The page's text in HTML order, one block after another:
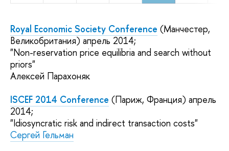
Royal Economic Society Conference (Манчестер,
Великобритания) апрель 2014;
"Non-reservation price equilibria and search without
priors"
Алексей Парахоняк
ISCEF 2014 Conference (Париж, Франция) апрель
2014;
"Idiosyncratic risk and indirect transaction costs"
Сергей Гельман